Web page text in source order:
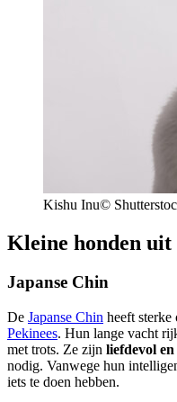
Kishu Inu©
Kleine honden uit
Japanse Chin
De Japanse Chin heeft sterke
Pekinees. Hun lange vacht
met trots. Ze zijn liefdevol
nodig. Vanwege hun
iets te doen hebben.